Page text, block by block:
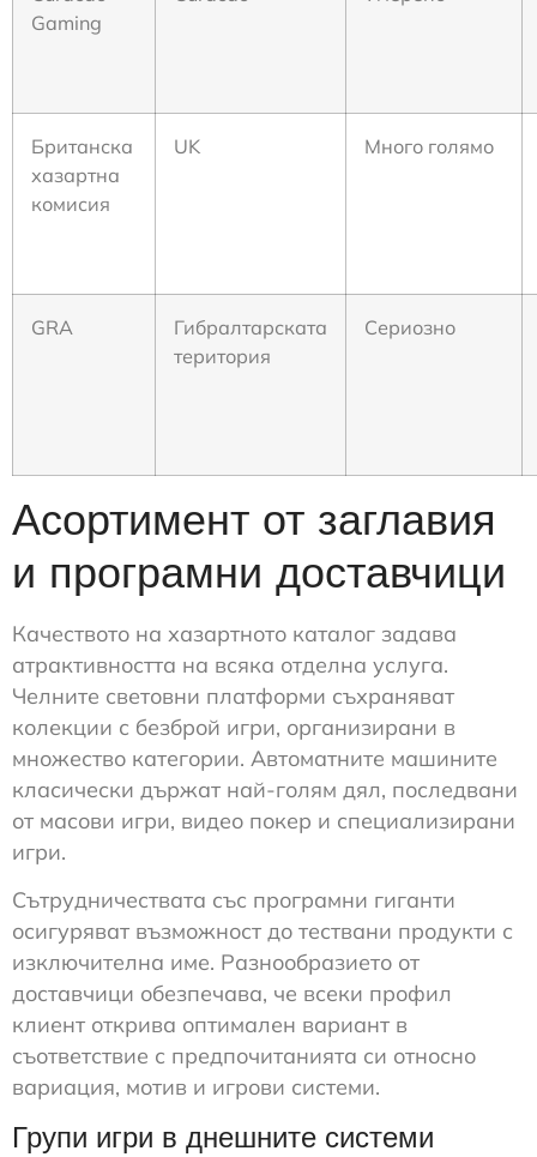
Gaming
Британска
хазартна
комисия
UK Много голямо
GRA
Гибралтарската
територия
Сериозно
Асортимент от заглавия
и програмни доставчици
Качеството на хазартното каталог задава
атрактивността на всяка отделна услуга.
Челните световни платформи съхраняват
колекции с безброй игри, организирани в
множество категории. Автоматните машините
класически държат най-голям дял, последвани
от масови игри, видео покер и специализирани
игри.
Сътрудничествата със програмни гиганти
осигуряват възможност до тествани продукти с
изключителна име. Разнообразието от
доставчици обезпечава, че всеки профил
клиент открива оптимален вариант в
съответствие с предпочитанията си относно
вариация, мотив и игрови системи.
Групи игри в днешните системи